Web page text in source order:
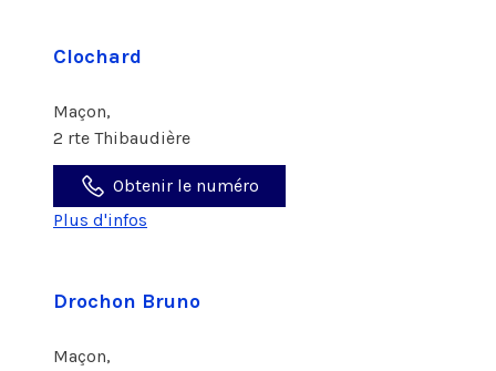
Clochard
Maçon,
2 rte Thibaudière
Obtenir le numéro
Plus d'infos
Drochon Bruno
Maçon,